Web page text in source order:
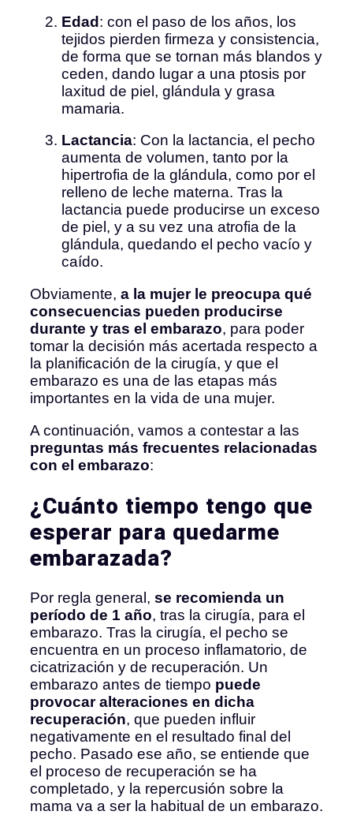
Edad : con el paso de los años, los
tejidos pierden firmeza y consistencia,
de forma que se tornan más blandos y
ceden, dando lugar a una ptosis por
laxitud de piel, glándula y grasa
mamaria.
Lactancia: Con la lactancia, el pecho
aumenta de volumen, tanto por la
hipertrofia de la glándula, como por el
relleno de leche materna. Tras la
lactancia puede producirse un exceso
de piel, y a su vez una atrofia de la
glándula, quedando el pecho vacío y
caído.
Obviamente, a la mujer le preocupa qué
consecuencias pueden producirse
durante y tras el embarazo, para poder
tomar la decisión más acertada respecto a
la planificación de la cirugía, y que el
embarazo es una de las etapas más
importantes en la vida de una mujer.
A continuación, vamos a contestar a las
preguntas más frecuentes relacionadas
con el embarazo:
¿Cuánto tiempo tengo que
esperar para quedarme
embarazada?
Por regla general, se recomienda un
período de 1 año, tras la cirugía, para el
embarazo. Tras la cirugía, el pecho se
encuentra en un proceso inflamatorio, de
cicatrización y de recuperación. Un
embarazo antes de tiempo puede
provocar alteraciones en dicha
recuperación, que pueden influir
negativamente en el resultado final del
pecho. Pasado ese año, se entiende que
el proceso de recuperación se ha
completado, y la repercusión sobre la
mama va a ser la habitual de un embarazo.